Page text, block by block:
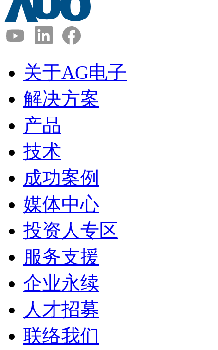
关于AG电子
解决方案
产品
技术
成功案例
媒体中心
投资人专区
服务支援
企业永续
人才招募
联络我们